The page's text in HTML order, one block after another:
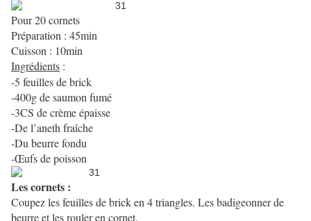
Pour 20 cornets
Préparation : 45min
Cuisson : 10min
Ingrédients :
-5 feuilles de brick
-400g de saumon fumé
-3CS de crème épaisse
-De l’aneth fraîche
-Du beurre fondu
-Œufs de poisson
Les cornets :
Coupez les feuilles de brick en 4 triangles. Les badigeonner de
beurre et les rouler en cornet.